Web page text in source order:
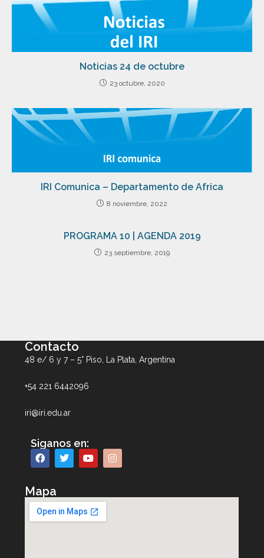
Noticias 24 de octubre
23 octubre, 2020
IRI Comunica – Departamento de Africa
8 noviembre, 2022
PROGRAMA 10 | AGENDA 2019
23 septiembre, 2019
Contacto
48 e/ 6 y 7 – 5° Piso, La Plata, Argentina
+54 221 6442096
iri@iri.edu.ar
Siganos en:
Mapa